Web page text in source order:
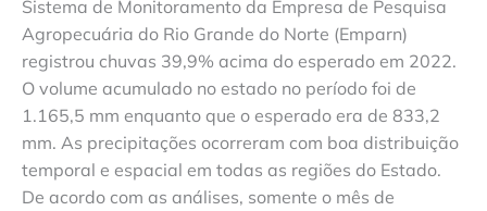
Sistema de Monitoramento da Empresa de Pesquisa
Agropecuária do Rio Grande do Norte (Emparn)
registrou chuvas 39,9% acima do esperado em 2022.
O volume acumulado no estado no período foi de
1.165,5 mm enquanto que o esperado era de 833,2
mm. As precipitações ocorreram com boa distribuição
temporal e espacial em todas as regiões do Estado.
De acordo com as análises, somente o mês de